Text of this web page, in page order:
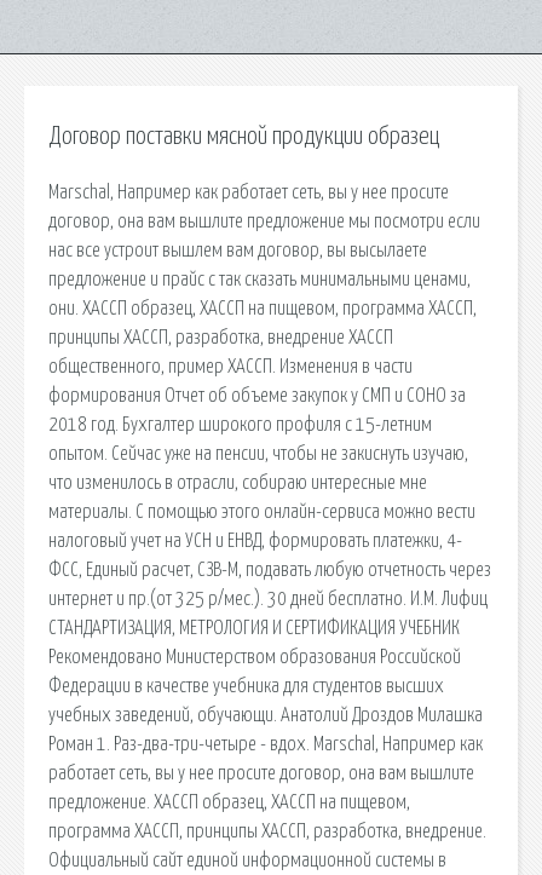
Договор поставки мясной продукции образец
Marschal, Например как работает сеть, вы у нее просите
договор, она вам вышлите предложение мы посмотри если
нас все устроит вышлем вам договор, вы высылаете
предложение и прайс с так сказать минимальными ценами,
они. ХАССП образец, ХАССП на пищевом, программа ХАССП,
принципы ХАССП, разработка, внедрение ХАССП
общественного, пример ХАССП. Изменения в части
формирования Отчет об объеме закупок у СМП и СОНО за
2018 год. Бухгалтер широкого профиля с 15-летним
опытом. Сейчас уже на пенсии, чтобы не закиснуть изучаю,
что изменилось в отрасли, собираю интересные мне
материалы. С помощью этого онлайн-сервиса можно вести
налоговый учет на УСН и ЕНВД, формировать платежки, 4-
ФСС, Единый расчет, СЗВ-М, подавать любую отчетность через
интернет и пр.(от 325 р/мес.). 30 дней бесплатно. И.М. Лифиц
СТАНДАРТИЗАЦИЯ, МЕТРОЛОГИЯ И СЕРТИФИКАЦИЯ УЧЕБНИК
Рекомендовано Министерством образования Российской
Федерации в качестве учебника для студентов высших
учебных заведений, обучающи. Анатолий Дроздов Милашка
Роман 1. Раз-два-три-четыре - вдох. Marschal, Например как
работает сеть, вы у нее просите договор, она вам вышлите
предложение. ХАССП образец, ХАССП на пищевом,
программа ХАССП, принципы ХАССП, разработка, внедрение.
Официальный сайт единой информационной системы в